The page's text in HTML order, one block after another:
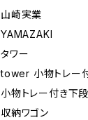
山崎実業
YAMAZAKI
タワー
tower 小物トレー
小物トレー付き下
収納ワゴン